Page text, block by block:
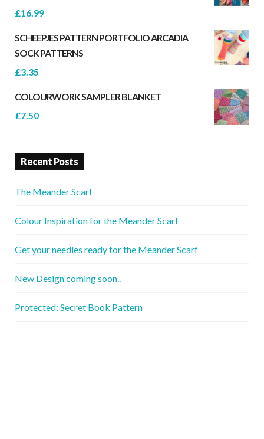
£16.99
SCHEEPJES PATTERN PORTFOLIO ARCADIA
SOCK PATTERNS
£3.35
COLOURWORK SAMPLER BLANKET
£7.50
Recent Posts
The Meander Scarf
Colour Inspiration for the Meander Scarf
Get your needles ready for the Meander Scarf
New Design coming soon..
Protected: Secret Book Pattern